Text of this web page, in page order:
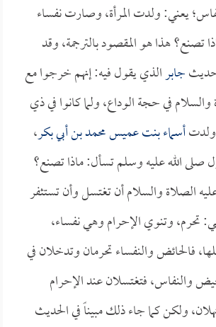
يعني: ولدت المرأة، وصارت نفساء
تصنع؟ هذا هو المقصود بالترجمة، وقد
جابرالذي يقول فيه: إنهم خرجوا مع
في حجة الوداع، ولما كانوا في ذي
ولدتأسماء بنت عميسمحمد بن أبي بكر،
صلى الله عليه وسلم تسأل: ماذا تصنع؟
الصلاة والسلام أن تغتسل وأن تستثفر
تحرم، وتنوي الإحرام وهي نفساء،
فالحائض والنفساء تحرمان وتدخلان في
والنفاس، فتغتسلان عند الإحرام
ولكن كما جاء ذلك مبيناً في الحديث